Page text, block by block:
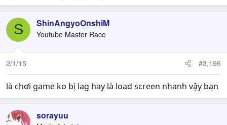
S ShinAngyoOnshiM
Youtube Master Race
2/1/15 #3,196
là chơi game ko bị lag hay là load screen nhanh vậy bạn
sorayuu